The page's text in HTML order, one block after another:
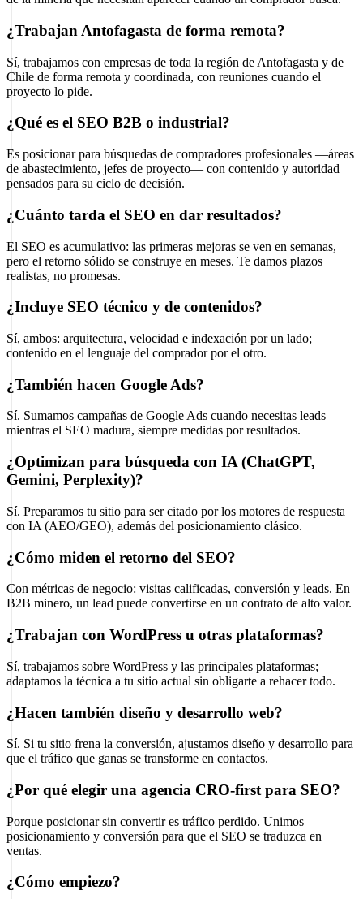
¿Trabajan Antofagasta de forma remota?
Sí, trabajamos con empresas de toda la región de Antofagasta y de
Chile de forma remota y coordinada, con reuniones cuando el
proyecto lo pide.
¿Qué es el SEO B2B o industrial?
Es posicionar para búsquedas de compradores profesionales —áreas
de abastecimiento, jefes de proyecto— con contenido y autoridad
pensados para su ciclo de decisión.
¿Cuánto tarda el SEO en dar resultados?
El SEO es acumulativo: las primeras mejoras se ven en semanas,
pero el retorno sólido se construye en meses. Te damos plazos
realistas, no promesas.
¿Incluye SEO técnico y de contenidos?
Sí, ambos: arquitectura, velocidad e indexación por un lado;
contenido en el lenguaje del comprador por el otro.
¿También hacen Google Ads?
Sí. Sumamos campañas de Google Ads cuando necesitas leads
mientras el SEO madura, siempre medidas por resultados.
¿Optimizan para búsqueda con IA (ChatGPT,
Gemini, Perplexity)?
Sí. Preparamos tu sitio para ser citado por los motores de respuesta
con IA (AEO/GEO), además del posicionamiento clásico.
¿Cómo miden el retorno del SEO?
Con métricas de negocio: visitas calificadas, conversión y leads. En
B2B minero, un lead puede convertirse en un contrato de alto valor.
¿Trabajan con WordPress u otras plataformas?
Sí, trabajamos sobre WordPress y las principales plataformas;
adaptamos la técnica a tu sitio actual sin obligarte a rehacer todo.
¿Hacen también diseño y desarrollo web?
Sí. Si tu sitio frena la conversión, ajustamos diseño y desarrollo para
que el tráfico que ganas se transforme en contactos.
¿Por qué elegir una agencia CRO-first para SEO?
Porque posicionar sin convertir es tráfico perdido. Unimos
posicionamiento y conversión para que el SEO se traduzca en
ventas.
¿Cómo empiezo?